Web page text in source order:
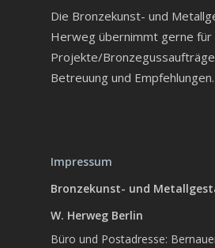
Die Bronzekunst- und
Herweg übernimmt gerne für
Projekte/
Betreuung und Empfehlungen.
Impressum
Bronzekunst- und
W. Herweg Berlin
Büro und Postadresse: